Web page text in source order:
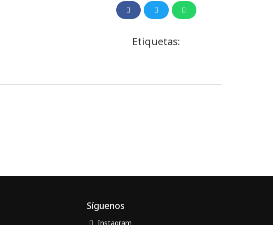
Etiquetas:
Síguenos
Instagram